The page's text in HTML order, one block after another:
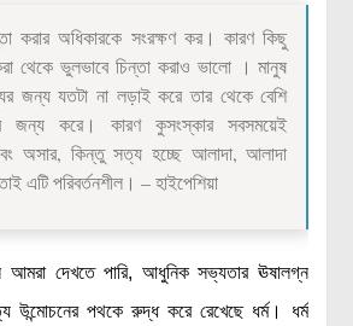
করার অধিকারকে সংরক্ষণ কর। কারণ কিছু
থেকে ভুলভাবে চিন্তা করাও ভালো । মানুষ
জন্য যতটা না লড়াই করে তার থেকে বেশি
জন্য করে। কারণ কুসংস্কার সবসময়েই
অসার, কিন্তু সত্য হচ্ছে আলাদা, আলাদা
এটি পরিবর্তনশীল। – হাইপেশিয়া
আমরা দেখতে পারি, আধুনিক সভ্যতার ঊষালগ্ন
পথকে রুদ্ধ করে রেখেছে ধর্ম। ধর্ম